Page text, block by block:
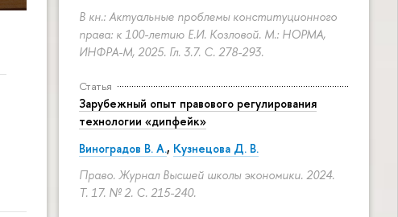
В кн.: Актуальные проблемы конституционного
права: к 100-летию Е.И. Козловой. М.: НОРМА,
ИНФРА-М, 2025. Гл. 3.7. С. 278-293.
Статья
Зарубежный опыт правового регулирования
технологии «дипфейк»
Виноградов В. А., Кузнецова Д. В.
Право. Журнал Высшей школы экономики. 2024.
Т. 17. № 2. С. 215-240.